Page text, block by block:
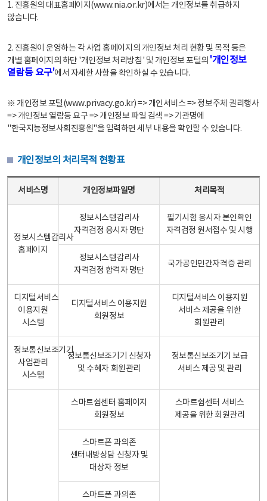
1. 진흥원의 대표홈페이지(www.nia.or.kr)에서는 개인정보를 취급하지
않습니다.
2. 진흥원이 운영하는 각 사업 홈페이지의 개인정보 처리 현황 및 목적 등은
개별 홈페이지의 하단 '개인정보 처리방침' 및 개인정보 포털의 '개인정보
열람등 요구'에서 자세한 사항을 확인하실 수 있습니다.
※ 개인정보 포털(www.privacy.go.kr) => 개인서비스 => 정보주체 권리행사
=> 개인정보 열람등 요구 => 개인정보 파일 검색 => 기관명에
"한국지능정보사회진흥원"을 입력하면 세부 내용을 확인할 수 있습니다.
개인정보의 처리목적 현황표
서비스명 개인정보파일명 처리목적
정보시스템감리사
홈페이지
정보시스템감리사
자격검정 응시자 명단
필기시험 응시자 본인확인
자격검정 원서접수 및 시행
정보시스템감리사
자격검정 합격자 명단
국가공인민간자격증 관리
디지털서비스
이용지원
시스템
디지털서비스 이용지원
회원정보
디지털서비스 이용지원
서비스 제공을 위한
회원관리
정보통신보조기기
사업관리
시스템
정보통신보조기기 신청자
및 수혜자 회원관리
정보통신보조기기 보급
서비스 제공 및 관리
스마트쉼센터 홈페이지
회원정보
스마트쉼센터 서비스
제공을 위한 회원관리
스마트폰 과의존
센터내방상담 신청자 및
대상자 정보
스마트폰 과의존